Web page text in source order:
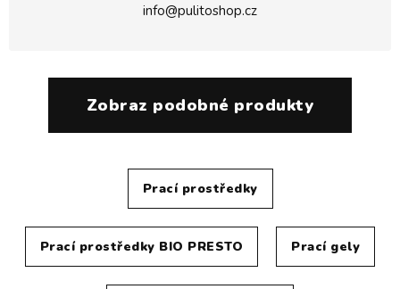
info@pulitoshop.cz
Zobraz podobné produkty
Prací prostředky
Prací prostředky BIO PRESTO Prací gely